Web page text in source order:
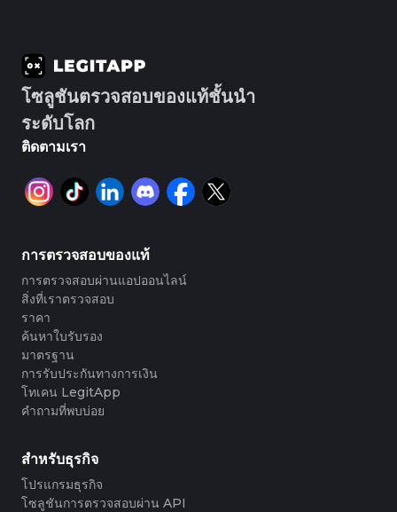
โซลูชันตรวจสอบของแท้ชั้นนำ
ระดับโลก
ติดตามเรา
การตรวจสอบของแท้
การตรวจสอบผ่านแอปออนไลน์
สิ่งที่เราตรวจสอบ
ราคา
ค้นหาใบรับรอง
มาตรฐาน
การรับประกันทางการเงิน
โทเคน LegitApp
คำถามที่พบบ่อย
สำหรับธุรกิจ
โปรแกรมธุรกิจ
โซลูชันการตรวจสอบผ่าน API